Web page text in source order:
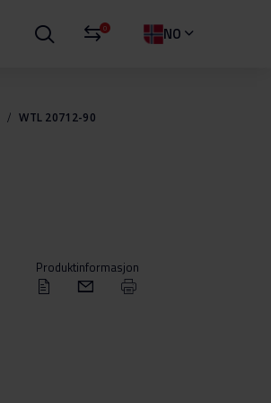
0 NO
WTL 20712-90
Produktinformasjon